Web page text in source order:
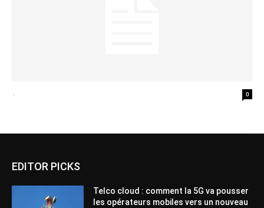
- 0
EDITOR PICKS
Telco cloud : comment la 5G va pousser
les opérateurs mobiles vers un nouveau